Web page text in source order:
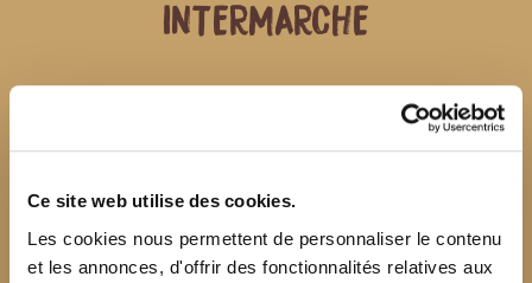
Ce site web utilise des cookies.
Les cookies nous permettent de personnaliser le contenu
et les annonces, d'offrir des fonctionnalités relatives aux
INTERMARCHE